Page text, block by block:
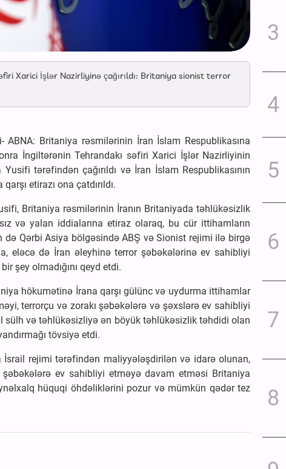
Xarici İşlər Nazirliyinə çağırıldı: Britaniya sionist terror
Britaniya rəsmilərinin İran İslam Respublikasına
İngiltərənin Tehrandakı səfiri Xarici İşlər Nazirliyinin
tərəfindən çağırıldı və İran İslam Respublikasının
etirazı ona çatdırıldı.
Britaniya rəsmilərinin İranın Britaniyada təhlükəsizlik
və yalan iddialarına etiraz olaraq, bu cür ittihamların
də Qərbi Asiya bölgəsində ABŞ və Sionist rejimi ilə birgə
eləcə də İran əleyhinə terror şəbəkələrinə ev sahibliyi
şey olmadığını qeyd etdi.
hökumətinə İrana qarşı gülünc və uydurma ittihamlar
terrorçu və zorakı şəbəkələrə və şəxslərə ev sahibliyi
sülh və təhlükəsizliyə ən böyük təhlükəsizlik təhdidi olan
tövsiyə etdi.
İsrail rejimi tərəfindən maliyyələşdirilən və idarə olunan,
şəbəkələrə ev sahibliyi etməyə davam etməsi Britaniya
hüquqi öhdəliklərini pozur və mümkün qədər tez